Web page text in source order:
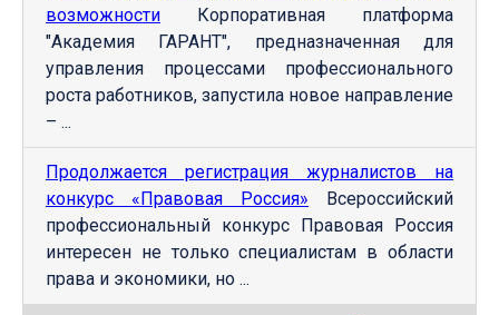
возможности Корпоративная платформа
"Академия ГАРАНТ", предназначенная для
управления процессами профессионального
роста работников, запустила новое направление
– ...
Продолжается регистрация журналистов на
конкурс «Правовая Россия» Всероссийский
профессиональный конкурс Правовая Россия
интересен не только специалистам в области
права и экономики, но ...